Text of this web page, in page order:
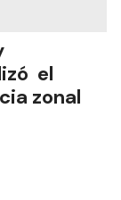
el
zonal